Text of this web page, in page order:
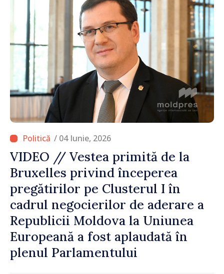
/ 04 Iunie, 2026
VIDEO // Vestea primită de la
Bruxelles privind începerea
pregătirilor pe Clusterul I în
cadrul negocierilor de aderare a
Republicii Moldova la Uniunea
Europeană a fost aplaudată în
plenul Parlamentului